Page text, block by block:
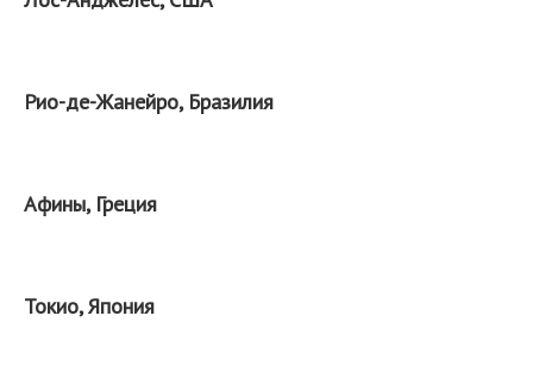
Рио-де-Жанейро, Бразилия
Афины, Греция
Токио, Япония